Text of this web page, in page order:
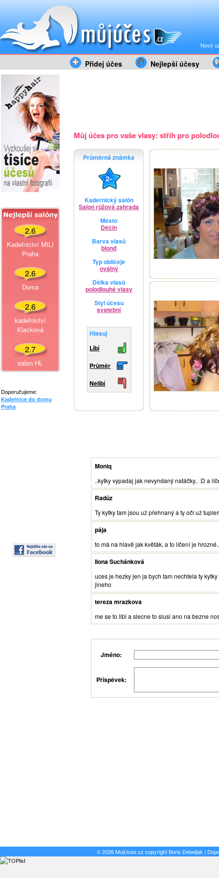
Nový
Přidej účes Nejlepší účesy
2.6
Kadeřnictví MILI
Praha
2.6
Doma
2.6
kadeřnictví
Klacková
2.7
salon HL
Doporučujeme:
Kadeřnice do domu
Praha
Můj účes pro vaše vlasy: střih pro
Průměrná známka
2-
Kadeřnický salón
Salon růžová zahrada
Město
Děčín
Barva vlasů
blond
Typ obličeje
oválný
Délka vlasů
polodlouhé vlasy
Styl účesu
svatební
Hlasuj
Líbí
Průměr
Nelíbí
Moniq
..kytky vypadaj jak nevyndaný natáčky.. :D a
Radůz
Ty kytky tam jsou už přehnaný a ty oči už
pája
to má na hlavě jak květák, a to líčení je
Ilona Suchánková
uces je hezky jen ja bych tam nechtela ty
jineho
tereza mrazkova
me se to libi a slecne to slusi ano na bezne
Jméno:
Příspěvek:
© 2026 MujUces.cz copyrightBoris Debeljak |